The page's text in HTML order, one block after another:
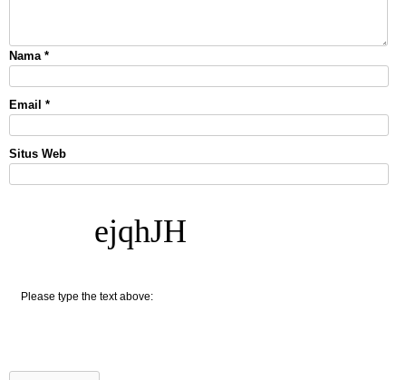
Nama *
Email *
Situs Web
ejqhJH
Please type the text above: